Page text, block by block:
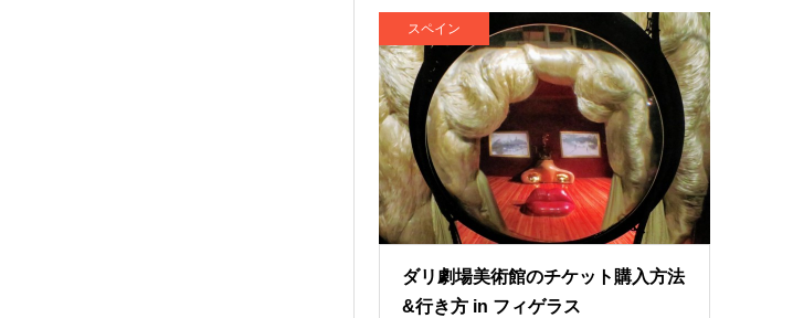
スペイン
ダリ劇場美術館のチケット購入方法
&行き方 in フィゲラス